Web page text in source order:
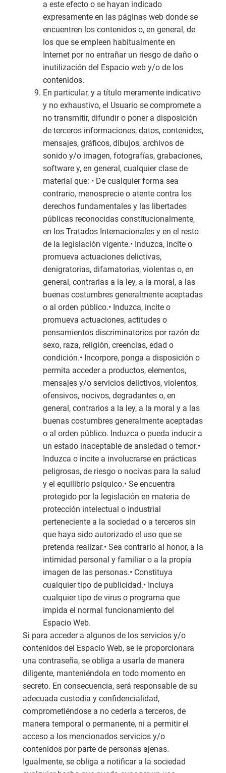
a este efecto o se hayan indicado
expresamente en las páginas web donde se
encuentren los contenidos o, en general, de
los que se empleen habitualmente en
Internet por no entrañar un riesgo de daño o
inutilización del Espacio web y/o de los
contenidos.
En particular, y a título meramente indicativo
y no exhaustivo, el Usuario se compromete a
no transmitir, difundir o poner a disposición
de terceros informaciones, datos, contenidos,
mensajes, gráficos, dibujos, archivos de
sonido y/o imagen, fotografías, grabaciones,
software y, en general, cualquier clase de
material que: • De cualquier forma sea
contrario, menosprecie o atente contra los
derechos fundamentales y las libertades
públicas reconocidas constitucionalmente,
en los Tratados Internacionales y en el resto
de la legislación vigente.• Induzca, incite o
promueva actuaciones delictivas,
denigratorias, difamatorias, violentas o, en
general, contrarias a la ley, a la moral, a las
buenas costumbres generalmente aceptadas
o al orden público.• Induzca, incite o
promueva actuaciones, actitudes o
pensamientos discriminatorios por razón de
sexo, raza, religión, creencias, edad o
condición.• Incorpore, ponga a disposición o
permita acceder a productos, elementos,
mensajes y/o servicios delictivos, violentos,
ofensivos, nocivos, degradantes o, en
general, contrarios a la ley, a la moral y a las
buenas costumbres generalmente aceptadas
o al orden público. Induzca o pueda inducir a
un estado inaceptable de ansiedad o temor.•
Induzca o incite a involucrarse en prácticas
peligrosas, de riesgo o nocivas para la salud
y el equilibrio psíquico.• Se encuentra
protegido por la legislación en materia de
protección intelectual o industrial
perteneciente a la sociedad o a terceros sin
que haya sido autorizado el uso que se
pretenda realizar.• Sea contrario al honor, a la
intimidad personal y familiar o a la propia
imagen de las personas.• Constituya
cualquier tipo de publicidad.• Incluya
cualquier tipo de virus o programa que
impida el normal funcionamiento del
Espacio Web.
Si para acceder a algunos de los servicios y/o
contenidos del Espacio Web, se le proporcionara
una contraseña, se obliga a usarla de manera
diligente, manteniéndola en todo momento en
secreto. En consecuencia, será responsable de su
adecuada custodia y confidencialidad,
comprometiéndose a no cederla a terceros, de
manera temporal o permanente, ni a permitir el
acceso a los mencionados servicios y/o
contenidos por parte de personas ajenas.
Igualmente, se obliga a notificar a la sociedad